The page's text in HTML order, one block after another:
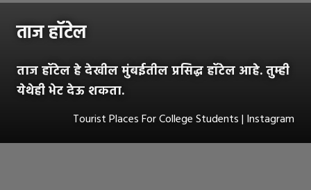
ताज हॉटेल
ताज हॉटेल हे देखील मुंबईतील प्रसिद्ध हॉटेल आहे. तुम्ही
येथेही भेट देऊ शकता.
Tourist Places For College Students | Instagram